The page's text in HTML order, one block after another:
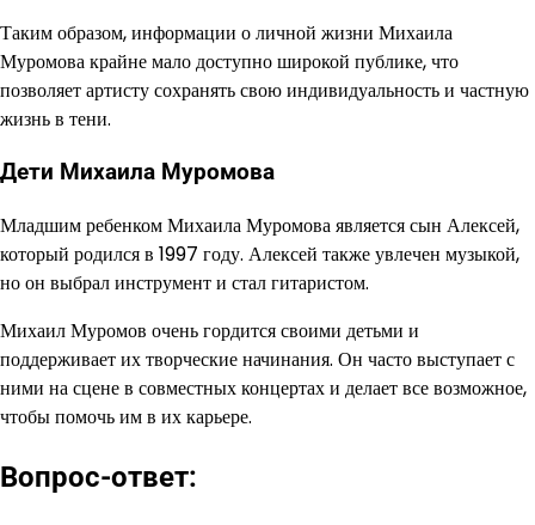
Таким образом, информации о личной жизни Михаила
Муромова крайне мало доступно широкой публике, что
позволяет артисту сохранять свою индивидуальность и частную
жизнь в тени.
Дети Михаила Муромова
Младшим ребенком Михаила Муромова является сын Алексей,
который родился в 1997 году. Алексей также увлечен музыкой,
но он выбрал инструмент и стал гитаристом.
Михаил Муромов очень гордится своими детьми и
поддерживает их творческие начинания. Он часто выступает с
ними на сцене в совместных концертах и делает все возможное,
чтобы помочь им в их карьере.
Вопрос-ответ: